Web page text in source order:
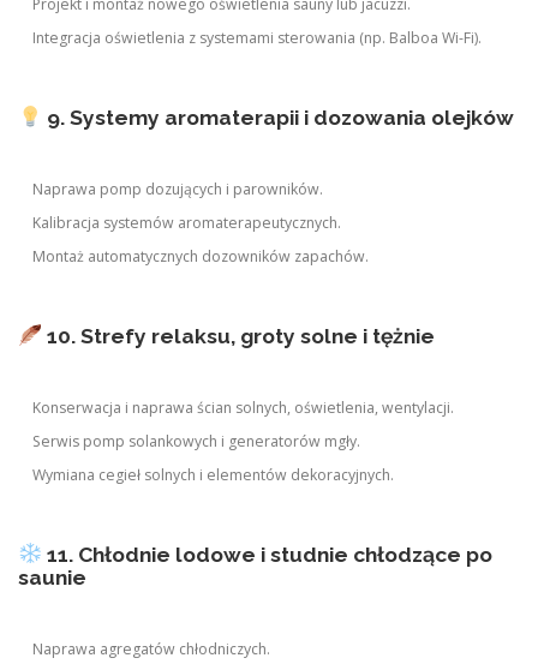
Projekt i montaż nowego oświetlenia sauny lub jacuzzi.
Integracja oświetlenia z systemami sterowania (np. Balboa Wi-Fi).
9. Systemy aromaterapii i dozowania olejków
Naprawa pomp dozujących i parowników.
Kalibracja systemów aromaterapeutycznych.
Montaż automatycznych dozowników zapachów.
10. Strefy relaksu, groty solne i tężnie
Konserwacja i naprawa ścian solnych, oświetlenia, wentylacji.
Serwis pomp solankowych i generatorów mgły.
Wymiana cegieł solnych i elementów dekoracyjnych.
11. Chłodnie lodowe i studnie chłodzące po
saunie
Naprawa agregatów chłodniczych.